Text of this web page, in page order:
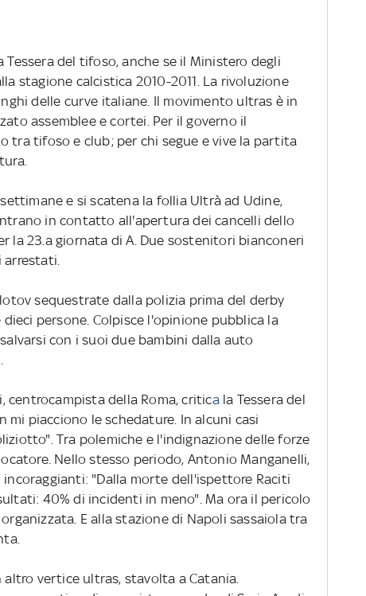
Tessera del tifoso, anche se il Ministero degli
stagione calcistica 2010-2011. La rivoluzione
delle curve italiane. Il movimento ultras è in
assemblee e cortei. Per il governo il
tra tifoso e club; per chi segue e vive la partita
e si scatena la follia Ultrà ad Udine,
in contatto all'apertura dei cancelli dello
la 23.a giornata di A. Due sostenitori bianconeri
sequestrate dalla polizia prima del derby
persone. Colpisce l'opinione pubblica la
con i suoi due bambini dalla auto
centrocampista della Roma, criticala Tessera del
mi piacciono le schedature. In alcuni casi
Tra polemiche e l'indignazione delle forze
Nello stesso periodo, Antonio Manganelli,
"Dalla morte dell'ispettore Raciti
40% di incidenti in meno". Ma ora il pericolo
E alla stazione di Napoli sassaiola tra
vertice ultras, stavolta a Catania.